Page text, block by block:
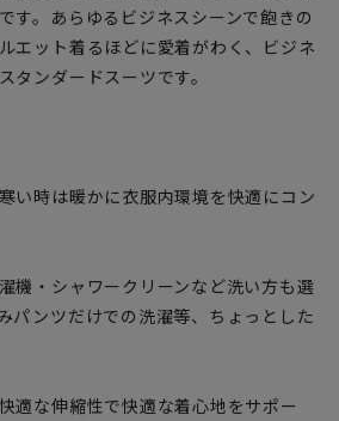
す。あらゆるビジネスシーンで飽きの
エット着るほどに愛着がわく、ビジネ
タンダードスーツです。
い時は暖かに衣服内環境を快適にコン
機・シャワークリーンなど洗い方も選
パンツだけでの洗濯等、ちょっとした
適な伸縮性で快適な着心地をサポー